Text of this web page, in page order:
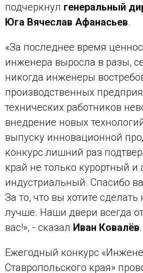
подчеркнул генеральный
Юга Вячеслав Афанасьев.
«За последнее время
инженера выросла в разы,
никогда инженеры
производственных
технических работников
внедрение новых
выпуску инновационной
конкурс лишний раз
край не только курортный и
индустриальный. Спасибо
За то, что вы хотите
лучше. Наши двери всегда
вас!», - сказал Иван Ковалёв.
Ежегодный конкурс
Ставропольского края»